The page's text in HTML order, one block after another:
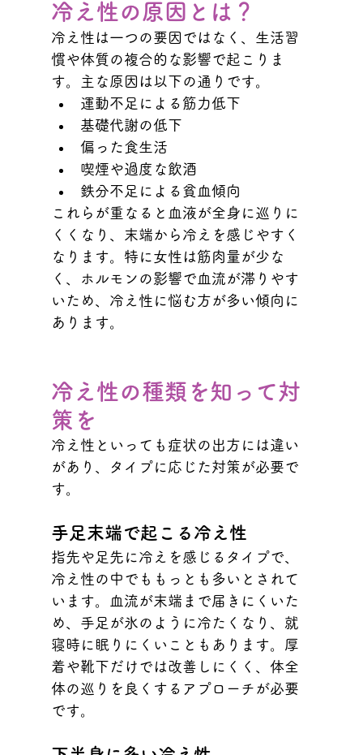
冷え性の原因とは？
冷え性は一つの要因ではなく、生活習
慣や体質の複合的な影響で起こりま
す。主な原因は以下の通りです。
運動不足による筋力低下
基礎代謝の低下
偏った食生活
喫煙や過度な飲酒
鉄分不足による貧血傾向
これらが重なると血液が全身に巡りに
くくなり、末端から冷えを感じやすく
なります。特に女性は筋肉量が少な
く、ホルモンの影響で血流が滞りやす
いため、冷え性に悩む方が多い傾向に
あります。
冷え性の種類を知って対
策を
冷え性といっても症状の出方には違い
があり、タイプに応じた対策が必要で
す。
手足末端で起こる冷え性
指先や足先に冷えを感じるタイプで、
冷え性の中でももっとも多いとされて
います。血流が末端まで届きにくいた
め、手足が氷のように冷たくなり、就
寝時に眠りにくいこともあります。厚
着や靴下だけでは改善しにくく、体全
体の巡りを良くするアプローチが必要
です。